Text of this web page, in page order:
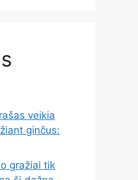
veikia
ginčus:
gražiai tik